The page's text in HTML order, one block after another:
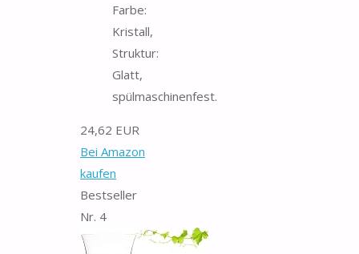
Farbe:
Kristall,
Struktur:
Glatt,
spülmaschinenfest.
24,62 EUR
Bei Amazon
kaufen
Bestseller
Nr. 4